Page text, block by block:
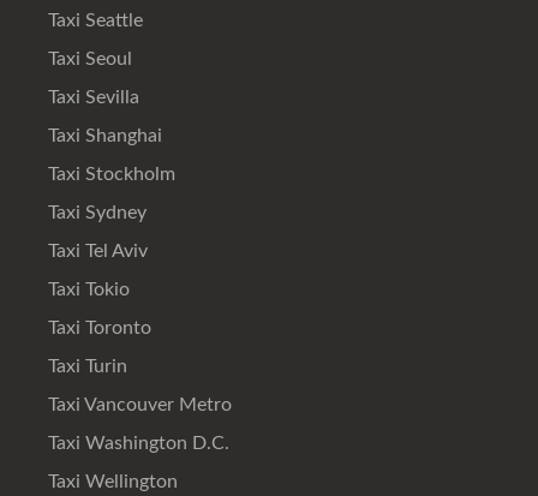
Taxi Seattle
Taxi Seoul
Taxi Sevilla
Taxi Shanghai
Taxi Stockholm
Taxi Sydney
Taxi Tel Aviv
Taxi Tokio
Taxi Toronto
Taxi Turin
Taxi Vancouver Metro
Taxi Washington D.C.
Taxi Wellington